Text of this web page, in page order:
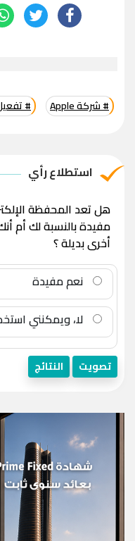
# شركة Apple #
استطلاع رأي
هل تعد المحفظة
مفيدة بالنسبة لك أم
أخرى بديلة ؟
نعم مفيدة
لا، ويمكنني
تصويت النتائج